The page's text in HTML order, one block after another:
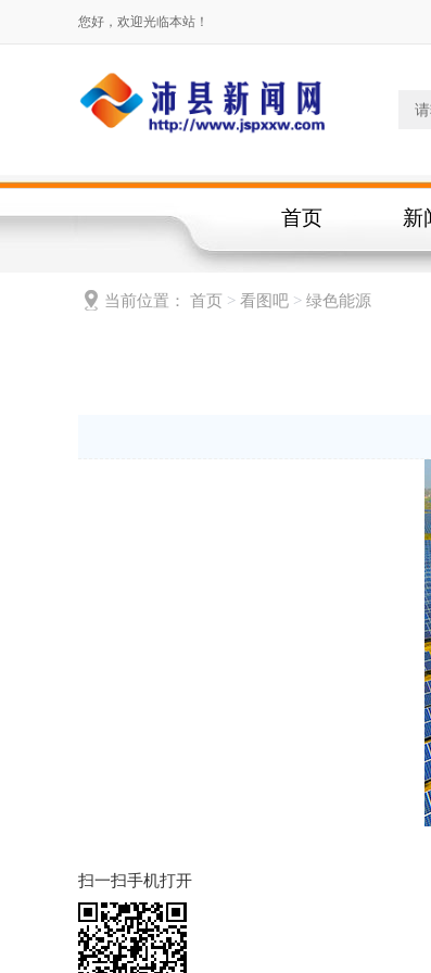
您好，欢迎光临本站！
首页 新
当前位置： 首页 > 看图吧 > 绿色能源
扫一扫手机打开